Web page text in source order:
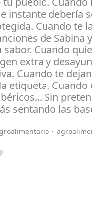
instante debería
Cuando te
de Sabina
Cuando
extra y
Cuando te
etiqueta. Cuando
Sin
sentando las